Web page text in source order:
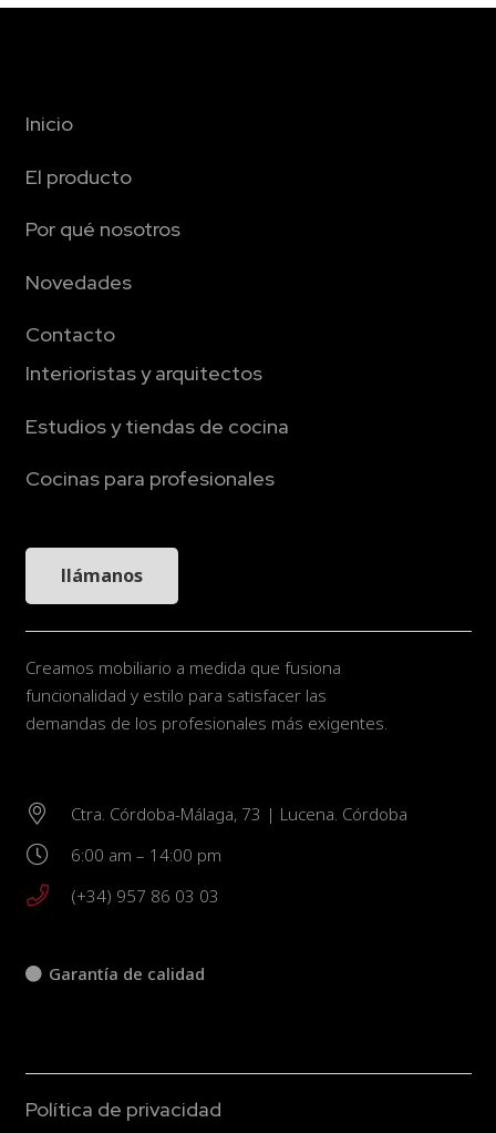
Inicio
El producto
Por qué nosotros
Novedades
Contacto
Interioristas y arquitectos
Estudios y tiendas de cocina
Cocinas para profesionales
llámanos
Creamos mobiliario a medida que fusiona
funcionalidad y estilo para satisfacer las
demandas de los profesionales más exigentes.
Ctra. Córdoba-Málaga, 73 | Lucena. Córdoba
6:00 am – 14:00 pm
(+34) 957 86 03 03
Garantía de calidad
Política de privacidad